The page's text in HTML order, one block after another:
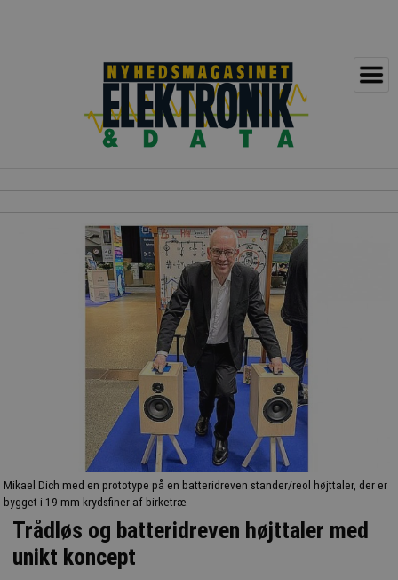
Mikael Dich med en prototype på en batteridreven stander/reol højttaler, der er
bygget i 19 mm krydsfiner af birketræ.
Trådløs og batteridreven højttaler med
unikt koncept